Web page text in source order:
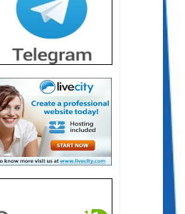
חשיפת מה שלא
רוצים שתדעו בעניין
פריסת אנלימיטד
(בניחוח בלתי נסבל) -
כאן
חשיפה: איוב קרא
אישר לקבוצת סלקום
בדיוק מה שביבי אישר
כאן
האם השר איוב קרא
היה צריך בכלל לחתום